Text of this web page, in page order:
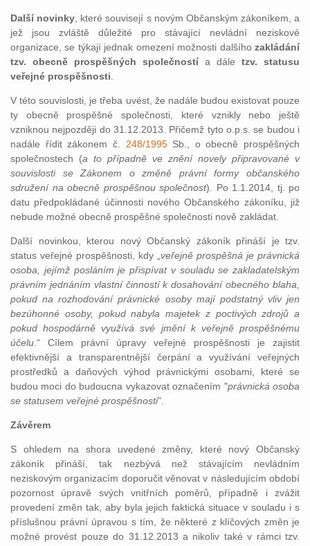
Další novinky , které souvisejí s novým Občanským zákoníkem, a
jež jsou zvláště důležité pro stávající nevládní neziskové
organizace, se týkají jednak omezení možnosti dalšího zakládání
tzv. obecně prospěšných společností a dále tzv. statusu
veřejné prospěšnosti
V této souvislosti, je třeba uvést, že nadále budou existovat pouze
ty obecně prospěšné společnosti, které vznikly nebo ještě
vzniknou nejpozději do 31.12.2013. Přičemž tyto o.p.s. se budou i
nadále řídit zákonem č. 248/1995Sb., o obecně prospěšných
společnostech (a to případně ve znění novely připravované v
souvislosti se Zákonem o změně právní formy občanského
sdružení na obecně prospěšnou společnost). Po 1.1.2014, tj. po
datu předpokládané účinnosti nového Občanského zákoníku, již
nebude možné obecně prospěšné společnosti nově zakládat.
Další novinkou, kterou nový Občanský zákoník přináší je tzv.
status veřejné prospěšnosti, kdy „ veřejně prospěšná je právnická
osoba, jejímž posláním je přispívat v souladu se zakladatelským
právním jednáním vlastní činností k dosahování obecného blaha,
pokud na rozhodování právnické osoby mají podstatný vliv jen
bezúhonné osoby, pokud nabyla majetek z poctivých zdrojů a
pokud hospodárně využívá své jmění k veřejně prospěšnému
účelu .“ Cílem právní úpravy veřejné prospěšnosti je zajistit
efektivnější a transparentnější čerpání a využívání veřejných
prostředků a daňových výhod právnickými osobami, které se
budou moci do budoucna vykazovat označením "právnická osoba
se statusem veřejné prospěšnosti".
Závěrem
S ohledem na shora uvedené změny, které nový Občanský
zákoník přináší, tak nezbývá než stávajícím nevládním
neziskovým organizacím doporučit věnovat v následujícím období
pozornost úpravě svých vnitřních poměrů, případně i zvážit
provedení změn tak, aby byla jejich faktická situace v souladu i s
příslušnou právní úpravou s tím, že některé z klíčových změn je
možné provést pouze do 31.12.2013 a nikoliv také v rámci tzv.